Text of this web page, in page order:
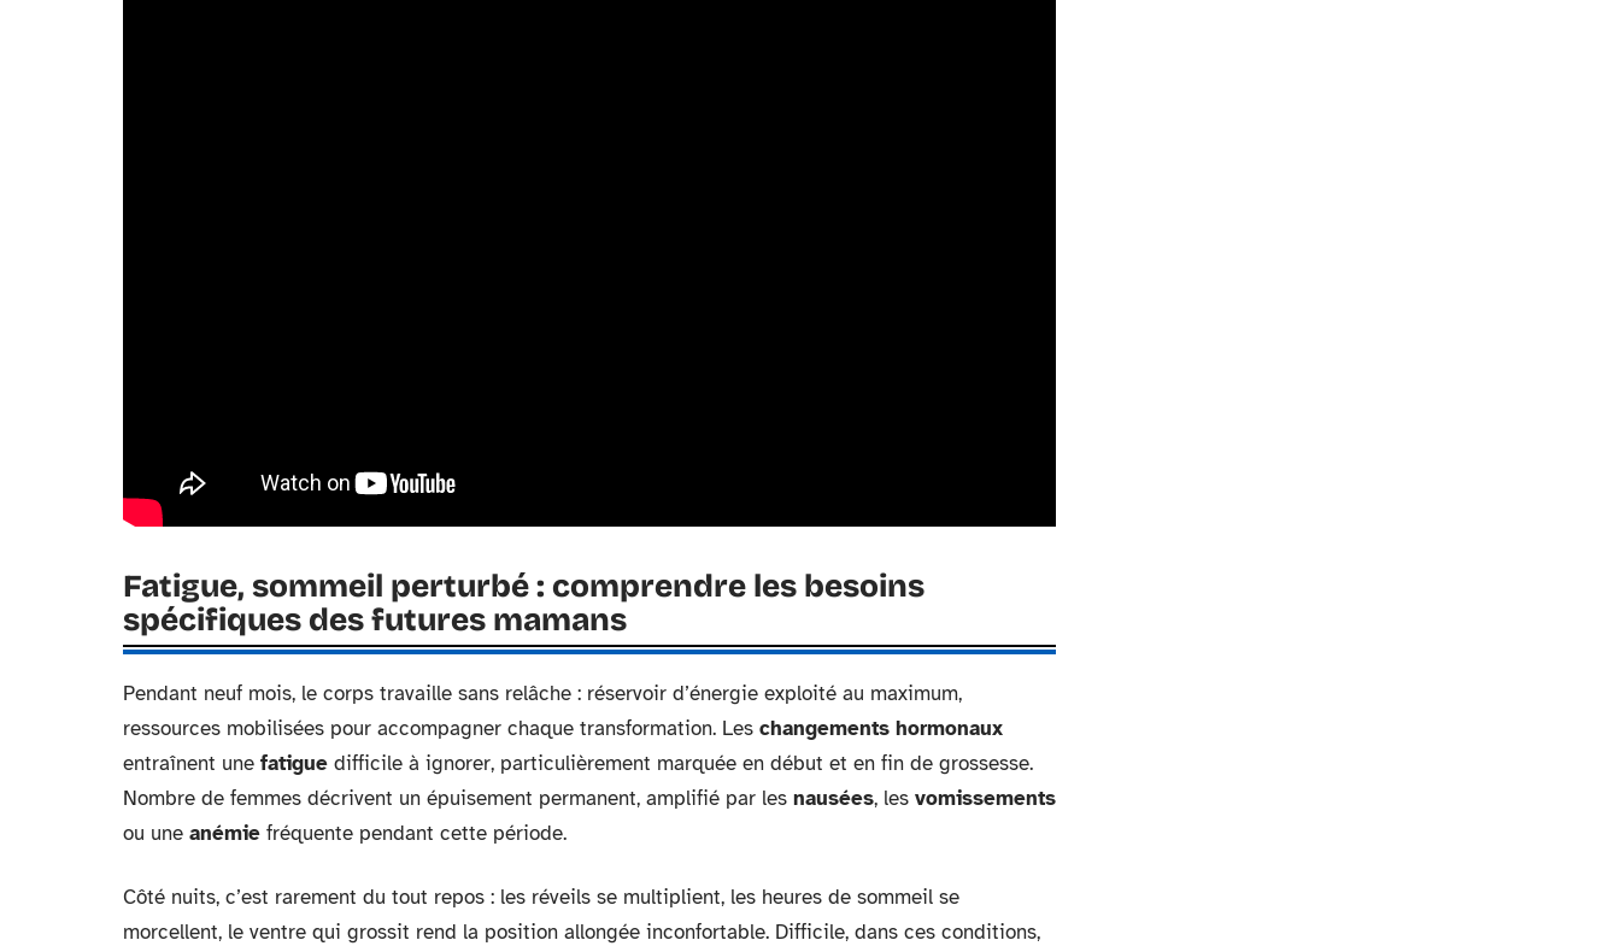
Fatigue, sommeil perturbé : comprendre les besoins
spécifiques des futures mamans
Pendant neuf mois, le corps travaille sans relâche : réservoir d’énergie exploité au maximum,
ressources mobilisées pour accompagner chaque transformation. Les changements hormonaux
entraînent une fatigue difficile à ignorer, particulièrement marquée en début et en fin de grossesse.
Nombre de femmes décrivent un épuisement permanent, amplifié par les nausées, les vomissements
ou une anémie fréquente pendant cette période.
Côté nuits, c’est rarement du tout repos : les réveils se multiplient, les heures de sommeil se
morcellent, le ventre qui grossit rend la position allongée inconfortable. Difficile, dans ces conditions,